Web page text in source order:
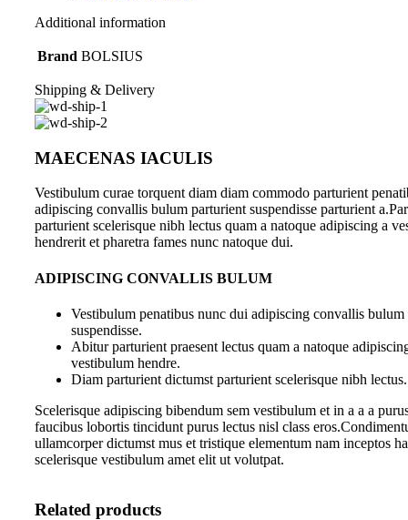
Additional information
Brand BOLSIUS
Shipping & Delivery
MAECENAS IACULIS
Vestibulum curae torquent diam diam commodo parturient
adipiscing convallis bulum parturient suspendisse parturient
parturient scelerisque nibh lectus quam a natoque adipiscing a
hendrerit et pharetra fames nunc natoque dui.
ADIPISCING CONVALLIS BULUM
Vestibulum penatibus nunc dui adipiscing convallis bulum
suspendisse.
Abitur parturient praesent lectus quam a natoque
vestibulum hendre.
Diam parturient dictumst parturient scelerisque nibh lectus.
Scelerisque adipiscing bibendum sem vestibulum et in a a a
faucibus lobortis tincidunt purus lectus nisl class
ullamcorper dictumst mus et tristique elementum nam inceptos
scelerisque vestibulum amet elit ut volutpat.
Related products